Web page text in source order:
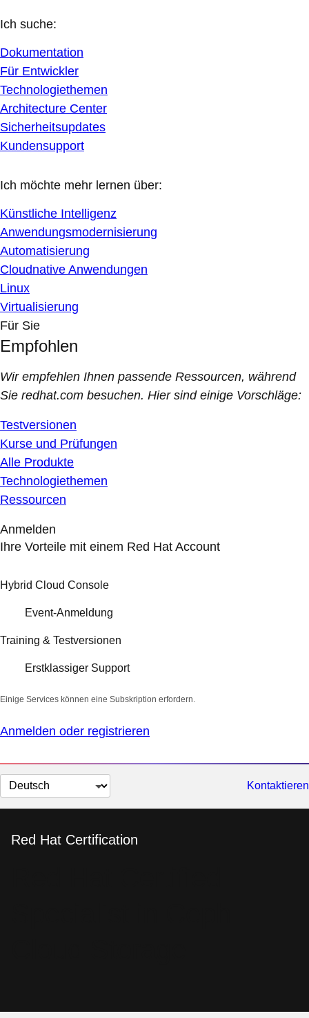
Ich suche:
Dokumentation
Für Entwickler
Technologiethemen
Architecture Center
Sicherheitsupdates
Kundensupport
Ich möchte mehr lernen über:
Künstliche Intelligenz
Anwendungsmodernisierung
Automatisierung
Cloudnative Anwendungen
Linux
Virtualisierung
Für Sie
Empfohlen
Wir empfehlen Ihnen passende Ressourcen, während
Sie redhat.com besuchen. Hier sind einige Vorschläge:
Testversionen
Kurse und Prüfungen
Alle Produkte
Technologiethemen
Ressourcen
Anmelden
Ihre Vorteile mit einem Red Hat Account
Hybrid Cloud Console
Event-Anmeldung
Training & Testversionen
Erstklassiger Support
Einige Services können eine Subskription erfordern.
Anmelden oder registrieren
Sprache
auswählen
Kontaktieren
Red Hat Certification